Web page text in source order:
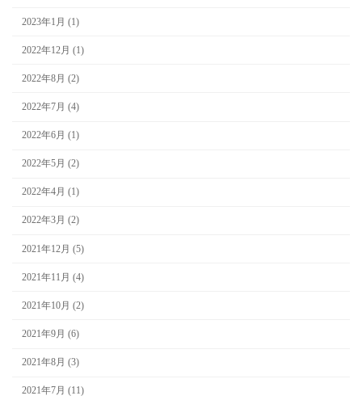
2023年1月 (1)
2022年12月 (1)
2022年8月 (2)
2022年7月 (4)
2022年6月 (1)
2022年5月 (2)
2022年4月 (1)
2022年3月 (2)
2021年12月 (5)
2021年11月 (4)
2021年10月 (2)
2021年9月 (6)
2021年8月 (3)
2021年7月 (11)